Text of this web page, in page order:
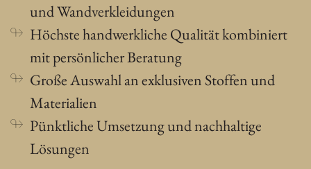
und Wandverkleidungen
Höchste handwerkliche Qualität kombiniert
mit persönlicher Beratung
Große Auswahl an exklusiven Stoffen und
Materialien
Pünktliche Umsetzung und nachhaltige
Lösungen